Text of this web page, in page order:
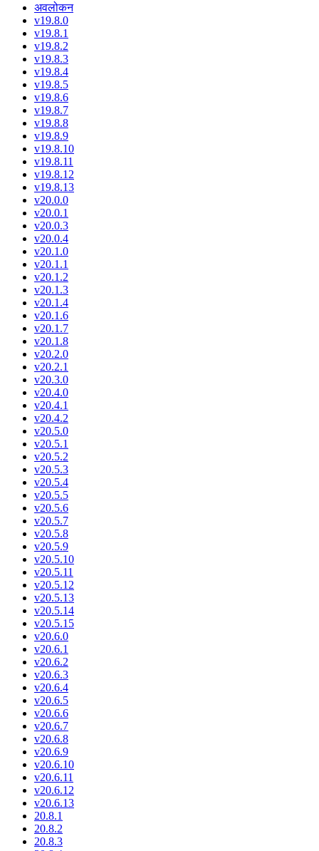
अवलोकन
v19.8.0
v19.8.1
v19.8.2
v19.8.3
v19.8.4
v19.8.5
v19.8.6
v19.8.7
v19.8.8
v19.8.9
v19.8.10
v19.8.11
v19.8.12
v19.8.13
v20.0.0
v20.0.1
v20.0.3
v20.0.4
v20.1.0
v20.1.1
v20.1.2
v20.1.3
v20.1.4
v20.1.6
v20.1.7
v20.1.8
v20.2.0
v20.2.1
v20.3.0
v20.4.0
v20.4.1
v20.4.2
v20.5.0
v20.5.1
v20.5.2
v20.5.3
v20.5.4
v20.5.5
v20.5.6
v20.5.7
v20.5.8
v20.5.9
v20.5.10
v20.5.11
v20.5.12
v20.5.13
v20.5.14
v20.5.15
v20.6.0
v20.6.1
v20.6.2
v20.6.3
v20.6.4
v20.6.5
v20.6.6
v20.6.7
v20.6.8
v20.6.9
v20.6.10
v20.6.11
v20.6.12
v20.6.13
20.8.1
20.8.2
20.8.3